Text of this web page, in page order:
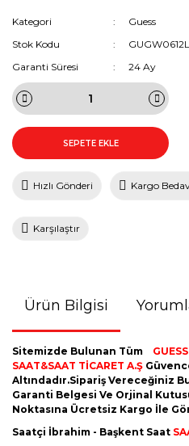
Kategori
Guess
Stok Kodu
Garanti Süresi
24 Ay
SEPETE EKLE
Hızlı Gönderi Kargo
Karşılaştır
Ürün Bilgisi
Sitemizde Bulunan Tüm GUESS
SAAT&SAAT TİCARET A.Ş
Altındadır.Sipariş Vereceğiniz
Garanti Belgesi Ve Orjinal
Noktasına Ücretsiz Kargo İle
Saatçi İbrahim - Başkent Saat